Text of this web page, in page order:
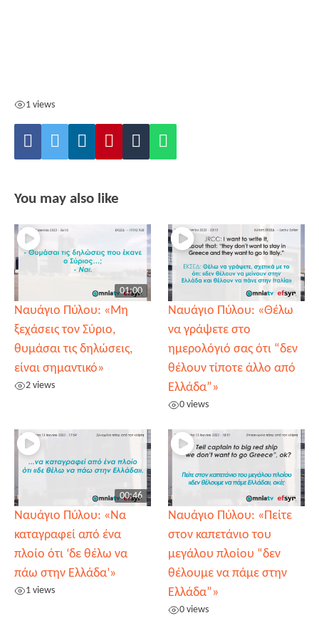
1 views
You may also like
01:00
Ναυάγιο Πύλου: «Μη
ξεχάσεις τον Σύριο,
θυμάσαι τις δηλώσεις,
είναι σημαντικό»
2 views
Ναυάγιο Πύλου: «Θέλω
να γράψετε στο
ημερολόγιό σας ότι “δεν
θέλουν τίποτε άλλο από
Ελλάδα”»
0 views
00:46
Ναυάγιο Πύλου: «Να
καταγραφεί από ένα
πλοίο ότι ‘δε θέλω να
πάω στην Ελλάδα’»
1 views
Ναυάγιο Πύλου: «Πείτε
στον καπετάνιο του
μεγάλου πλοίου “δεν
θέλουμε να πάμε στην
Ελλάδα”»
0 views